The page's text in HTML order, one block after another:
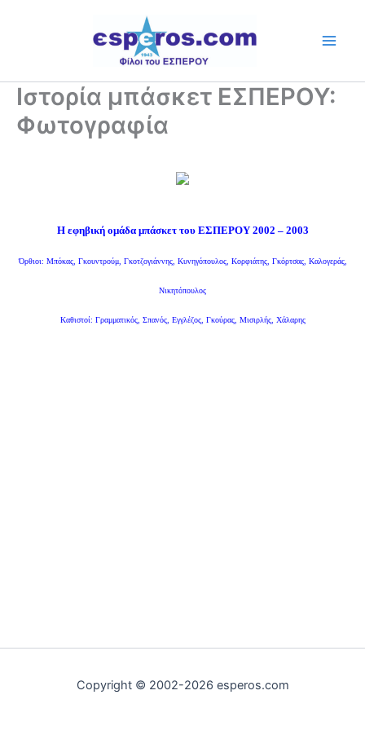
Ιστορία μπάσκετ ΕΣΠΕΡΟΥ:
Φωτογραφία
Η εφηβική ομάδα μπάσκετ του ΕΣΠΕΡΟΥ 2002 – 2003
Όρθιοι: Μπόκας, Γκουντρούμ, Γκοτζογιάννης, Κυνηγόπουλος, Κορφιάτης, Γκόρτσας, Καλογεράς,
Νικητόπουλος
Καθιστοί: Γραμματικός, Σπανός, Εγγλέζος, Γκούρας, Μισιρλής, Χάλαρης
Copyright © 2002-2026 esperos.com